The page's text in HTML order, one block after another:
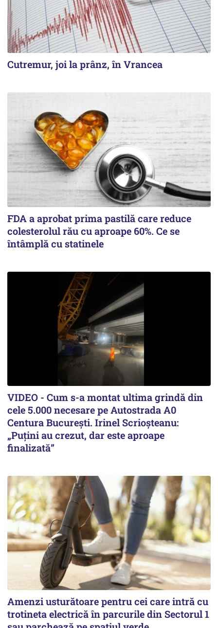
Cutremur, joi la prânz, în Vrancea
FDA a aprobat prima pastilă care reduce
colesterolul rău cu aproape 60%. Ce se
întâmplă cu statinele
VIDEO - Cum s-a montat ultima grindă din
cele 5.000 necesare pe Autostrada A0
Centura București. Irinel Scrioșteanu:
„Puțini au crezut, dar este aproape
finalizată”
Amenzi usturătoare pentru cei care intră cu
trotineta electrică în parcurile din Sectorul 1